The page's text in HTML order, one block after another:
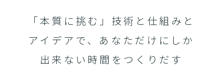
「本質に挑む」技術と仕組みと
アイデアで、あなただけにしか
出来ない時間をつくりだす